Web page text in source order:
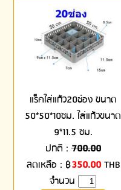
แร็คใส่แก้ว20ช่อง ขนาด
50*50*10ซม. ใส่แก้วขนาด
9*11.5 ซม.
ปกติ : 700.00
ลดเหลือ : ฿350.00THB
จำนวน